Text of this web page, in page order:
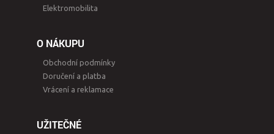
Elektromobilita
O NÁKUPU
Obchodní podmínky
Doručení a platba
Vrácení a reklamace
UŽITEČNÉ